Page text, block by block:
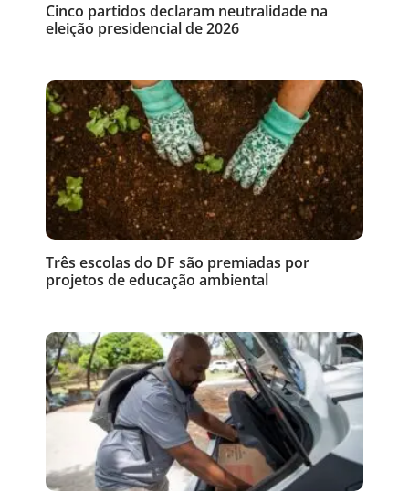
Cinco partidos declaram neutralidade na
eleição presidencial de 2026
Três escolas do DF são premiadas por
projetos de educação ambiental